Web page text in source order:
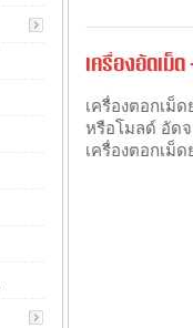
เครื่องอัดเม็ด
เครื่องตอกเม็
หรือโมลด์ อัด
เครื่องตอกเม็